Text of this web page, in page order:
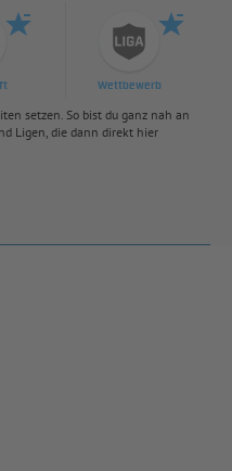
Wettbewerb
setzen. So bist du ganz nah an
Ligen, die dann direkt hier